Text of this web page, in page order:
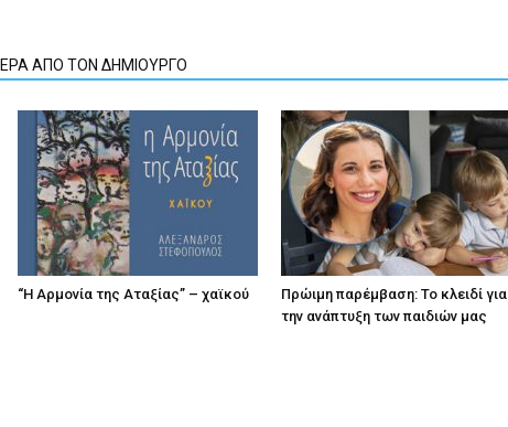
ΑΠΟ ΤΟΝ ΔΗΜΙΟΥΡΓΟ
“Η Αρμονία της Αταξίας” – χαϊκού
Πρώιμη παρέμβαση: Το κλειδί για
την ανάπτυξη των παιδιών µας